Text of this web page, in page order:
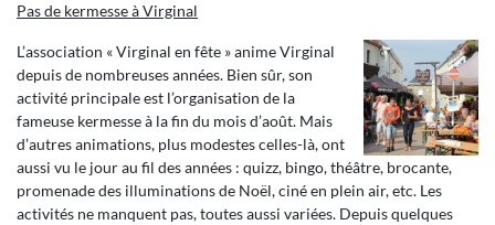
Pas de kermesse à Virginal
L’association « Virginal en fête » anime Virginal
depuis de nombreuses années. Bien sûr, son
activité principale est l’organisation de la
fameuse kermesse à la fin du mois d’août. Mais
d’autres animations, plus modestes celles-là, ont
aussi vu le jour au fil des années : quizz, bingo, théâtre, brocante,
promenade des illuminations de Noël, ciné en plein air, etc. Les
activités ne manquent pas, toutes aussi variées. Depuis quelques